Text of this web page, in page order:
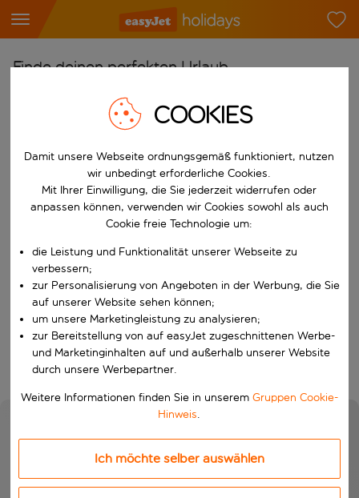
Finde deinen perfekten Urlaub
Beginne mit der Eingabe für die automatische
Flughafen wählen
Beginne mit der Eingabe für die automatische
Reiseziel wählen
Nach
Wähle ein Ab- und Rückflugdatum aus.
Wann
Wer
Suchen
COOKIES
Damit unsere Webseite ordnungsgemäß funktioniert, nutzen
wir unbedingt erforderliche Cookies.
Mit Ihrer Einwilligung, die Sie jederzeit widerrufen oder
anpassen können, verwenden wir Cookies sowohl als auch
Cookie freie Technologie um:
die Leistung und Funktionalität unserer Webseite zu
verbessern;
zur Personalisierung von Angeboten in der Werbung, die Sie
auf unserer Website sehen können;
um unsere Marketingleistung zu analysieren;
zur Bereitstellung von auf easyJet zugeschnittenen Werbe-
und Marketinginhalten auf und außerhalb unserer Website
durch unsere Werbepartner.
Weitere Informationen finden Sie in unserem Gruppen Cookie-
Hinweis.
Ich möchte selber auswählen